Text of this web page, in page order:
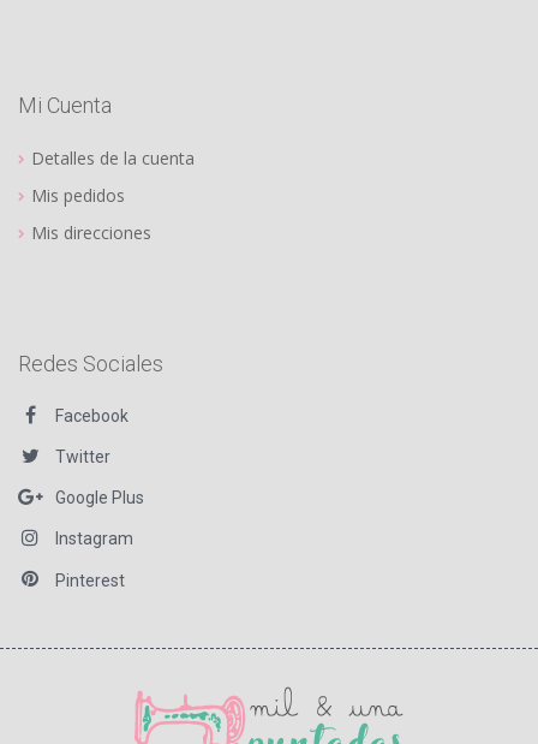
Mi Cuenta
Detalles de la cuenta
Mis pedidos
Mis direcciones
Redes Sociales
Facebook
Twitter
Google Plus
Instagram
Pinterest